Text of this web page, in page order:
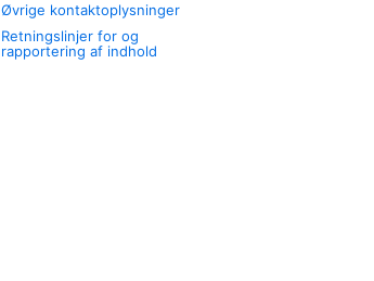
Øvrige kontaktoplysninger
Retningslinjer for og
rapportering af indhold